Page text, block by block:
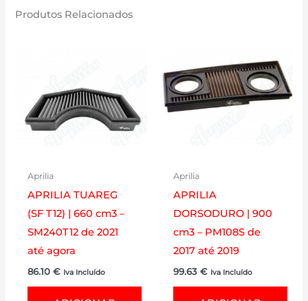
Produtos Relacionados
Aprilia
APRILIA TUAREG
(SF T12) | 660 cm3 –
SM240T12 de 2021
até agora
86.10 € Iva Incluído
Aprilia
APRILIA
DORSODURO | 900
cm3 – PM108S de
2017 até 2019
99.63 € Iva Incluído